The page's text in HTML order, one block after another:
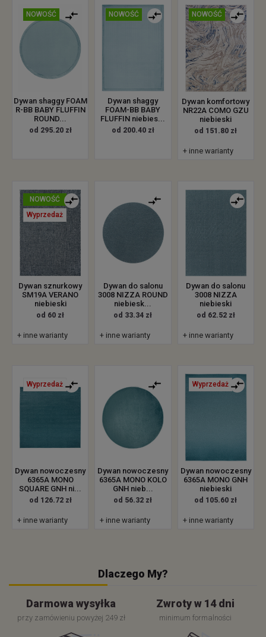
NOWOŚĆ
Dywan shaggy FOAM
R-BB BABY FLUFFIN
ROUND...
od 295.20 zł
NOWOŚĆ
Dywan shaggy
FOAM-BB BABY
FLUFFIN niebies...
od 200.40 zł
NOWOŚĆ
Dywan komfortowy
NR22A COMO GZU
niebieski
od 151.80 zł
+ inne warianty
NOWOŚĆ
Wyprzedaż
Dywan sznurkowy
SM19A VERANO
niebieski
od 60 zł
+ inne warianty
Dywan do salonu
3008 NIZZA ROUND
niebiesk...
od 33.34 zł
+ inne warianty
Dywan do salonu
3008 NIZZA
niebieski
od 62.52 zł
+ inne warianty
Wyprzedaż
Dywan nowoczesny
6365A MONO
SQUARE GNH ni...
od 126.72 zł
+ inne warianty
Dywan nowoczesny
6365A MONO KOLO
GNH nieb...
od 56.32 zł
+ inne warianty
Wyprzedaż
Dywan nowoczesny
6365A MONO GNH
niebieski
od 105.60 zł
+ inne warianty
Dlaczego My?
Darmowa wysyłka
przy zamówieniu powyżej 249 zł
Zwroty w 14 dni
minimum formalności